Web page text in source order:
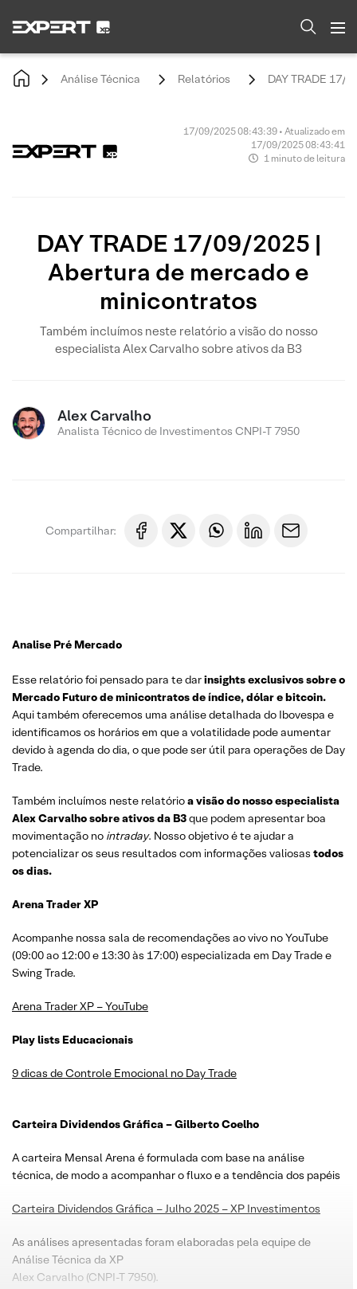
Análise Técnica Relatórios DAY TRADE 17/
17/09/2025 08:43:39 • Atualizado em
17/09/2025 08:43:41
1 minuto de leitura
DAY TRADE 17/09/2025 |
Abertura de mercado e
minicontratos
Também incluímos neste relatório a visão do nosso
especialista Alex Carvalho sobre ativos da B3
Alex Carvalho
Analista Técnico de Investimentos CNPI-T 7950
Compartilhar:
Analise Pré Mercado
Esse relatório foi pensado para te darinsights exclusivos sobre o
Mercado Futuro de minicontratos de índice, dólar e bitcoin.
Aqui também oferecemos uma análise detalhada do Ibovespa e
identificamos os horários em que a volatilidade pode aumentar
devido à agenda do dia, o que pode ser útil para operações de Day
Trade.
Também incluímos neste relatórioa visão do nosso especialista
Alex Carvalho sobre ativos da B3que podem apresentar boa
movimentação no intraday. Nosso objetivo é te ajudar a
potencializar os seus resultados com informações valiosas todos
os dias.
Arena Trader XP
Acompanhe nossa sala de recomendações ao vivo no YouTube
(09:00 ao 12:00 e 13:30 às 17:00) especializada em Day Trade e
Swing Trade.
Arena Trader XP – YouTube
Play lists Educacionais
9 dicas de Controle Emocional no Day Trade
Carteira Dividendos Gráfica – Gilberto Coelho
A carteira Mensal Arena é formulada com base na análise
técnica, de modo a acompanhar o fluxo e a tendência dos papéis
Carteira Dividendos Gráfica – Julho 2025 – XP Investimentos
As análises apresentadas foram elaboradas pela equipe de
Análise Técnica da XP
Alex Carvalho (CNPI-T 7950).